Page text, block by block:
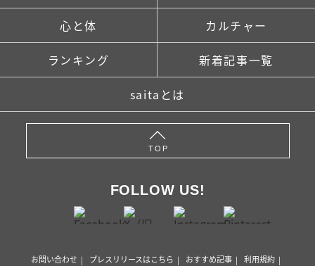
心と体 カルチャー
ランキング 新着記事一覧
saitaとは
TOP
FOLLOW US!
お問い合わせ プレスリリースはこちら おすすめ記事 利用規約